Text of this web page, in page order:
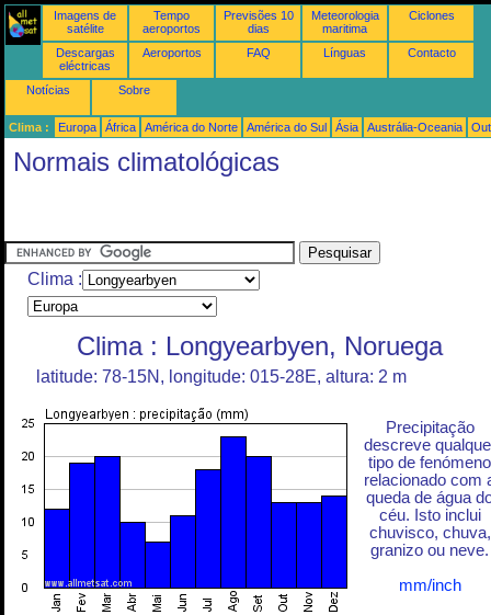
Imagens de
satélite
Tempo
aeroportos
Previsões 10
dias
Meteorologia
maritima
Ciclones
Descargas
eléctricas
Aeroportos FAQ Línguas Contacto
Notícias Sobre
Clima : Europa África América do Norte América do Sul Ásia Austrália-Oceania
Normais climatológicas
Clima :
Clima : Longyearbyen, Noruega
latitude: 78-15N, longitude: 015-28E, altura: 2 m
Precipitação
descreve
tipo de fenómeno
relacionado com
queda de água
céu. Isto inclui
chuvisco, chuva,
granizo ou neve.
mm/inch